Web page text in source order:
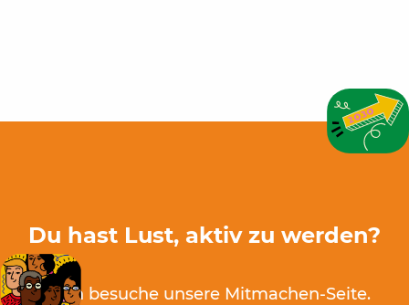
Du hast Lust, aktiv zu werden?
Dann besuche unsere Mitmachen-Seite.